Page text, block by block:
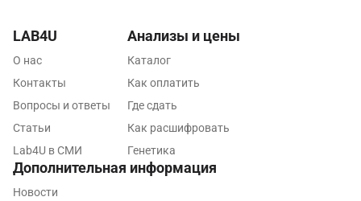
Мытищи
Наро-Фоминск
Нижневартовск
Нижнекамск
LAB4U
О нас
Контакты
Вопросы и ответы
Статьи
Lab4U в СМИ
Анализы и цены
Каталог
Как оплатить
Где сдать
Как расшифровать
Генетика
Дополнительная информация
Новости